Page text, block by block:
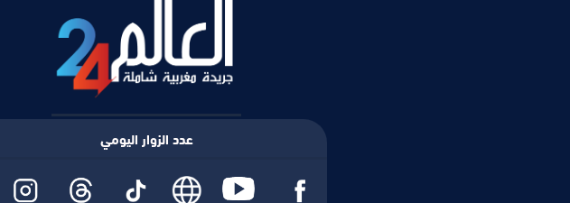
عدد الزوار اليومي